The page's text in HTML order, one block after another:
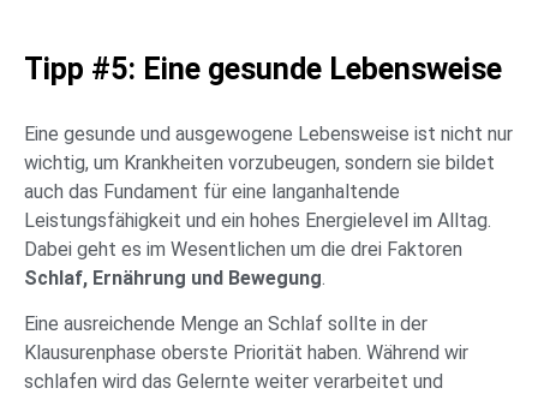
Tipp #5: Eine gesunde Lebensweise
Eine gesunde und ausgewogene Lebensweise ist nicht nur
wichtig, um Krankheiten vorzubeugen, sondern sie bildet
auch das Fundament für eine langanhaltende
Leistungsfähigkeit und ein hohes Energielevel im Alltag.
Dabei geht es im Wesentlichen um die drei Faktoren
Schlaf, Ernährung und Bewegung.
Eine ausreichende Menge an Schlaf sollte in der
Klausurenphase oberste Priorität haben. Während wir
schlafen wird das Gelernte weiter verarbeitet und